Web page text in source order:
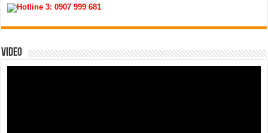
Hotline 3:0907 999 681
VIDEO